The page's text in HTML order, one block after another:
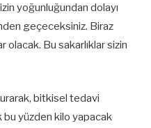
yoğunluğundan dolayı
geçeceksiniz. Biraz
olacak. Bu sakarlıklar sizin
bitkisel tedavi
bu yüzden kilo yapacak